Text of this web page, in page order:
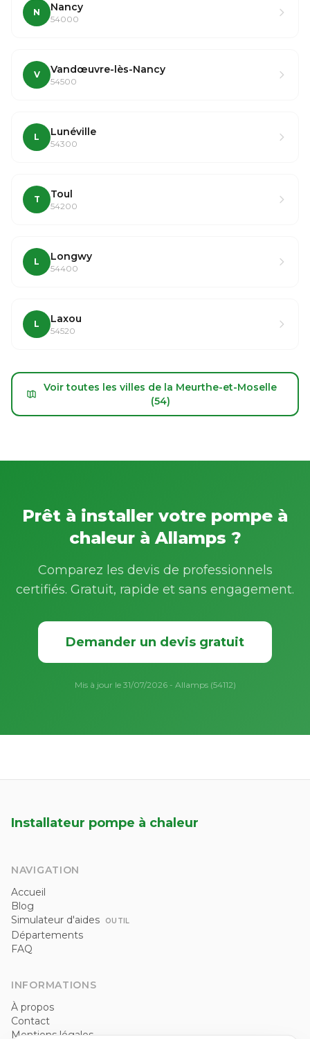
N Nancy
54000
V Vandœuvre-lès-Nancy
54500
L Lunéville
54300
T Toul
54200
L Longwy
54400
L Laxou
54520
Voir toutes les villes de la Meurthe-et-Moselle
(54)
Prêt à installer votre pompe à
chaleur à Allamps ?
Comparez les devis de professionnels
certifiés. Gratuit, rapide et sans engagement.
Demander un devis gratuit
Mis à jour le 31/07/2026 - Allamps (54112)
Installateur pompe à chaleur
NAVIGATION
Accueil
Blog
Simulateur d'aides
OUTIL
Départements
FAQ
INFORMATIONS
À propos
Contact
Mentions légales